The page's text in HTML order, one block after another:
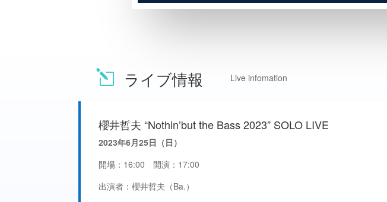
l ライブ情報 Live infomation
櫻井哲夫 “Nothin’but the Bass 2023” SOLO LIVE
2023年6月25日（日）
開場：16:00 開演：17:00
出演者： 櫻井哲夫（Ba.）